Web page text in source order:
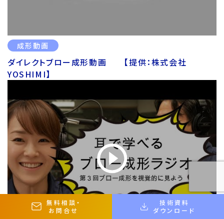
成形動画
ダイレクトブロー成形動画 【提供：株式会社
YOSHIMI】
無料相談 ・
お問合せ
技術資料
ダウンロード